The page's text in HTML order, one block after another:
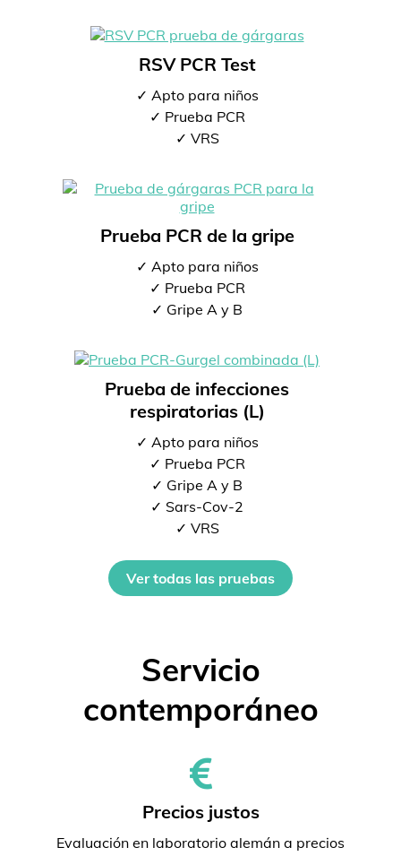
RSV PCR Test
✓ Apto para niños
✓ Prueba PCR
✓ VRS
Prueba PCR de la gripe
✓ Apto para niños
✓ Prueba PCR
✓ Gripe A y B
Prueba de infecciones
respiratorias (L)
✓ Apto para niños
✓ Prueba PCR
✓ Gripe A y B
✓ Sars-Cov-2
✓ VRS
Ver todas las pruebas
Servicio
contemporáneo
Precios justos
Evaluación en laboratorio alemán a precios